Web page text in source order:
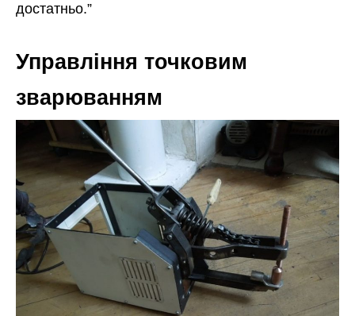
достатньо.”
Управління точковим
зварюванням